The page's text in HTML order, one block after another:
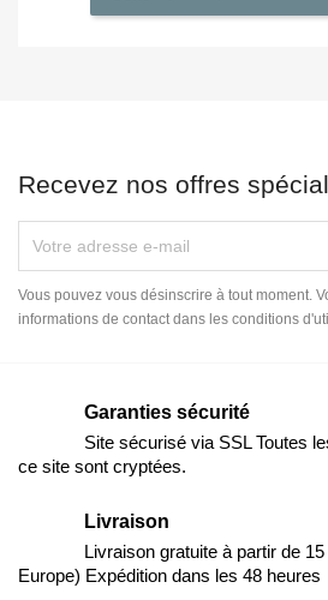
Recevez nos offres
Vous pouvez vous désinscrire à tout moment.
informations de contact dans les conditions
Garanties sécurité
Site sécurisé via SSL Toutes
ce site sont cryptées.
Livraison
Livraison gratuite à partir de
Europe) Expédition dans les 48 heures